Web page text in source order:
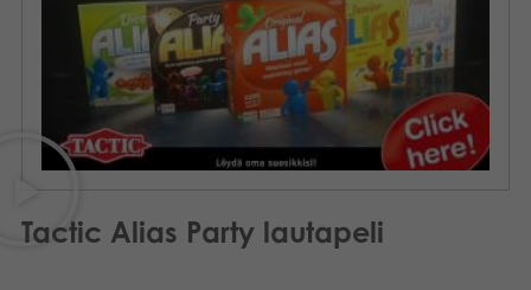
Kirjat
Arkistoidut tuotteet
Promotuotteet
Suomi
Svenska
Tactic Alias Party lautapeli